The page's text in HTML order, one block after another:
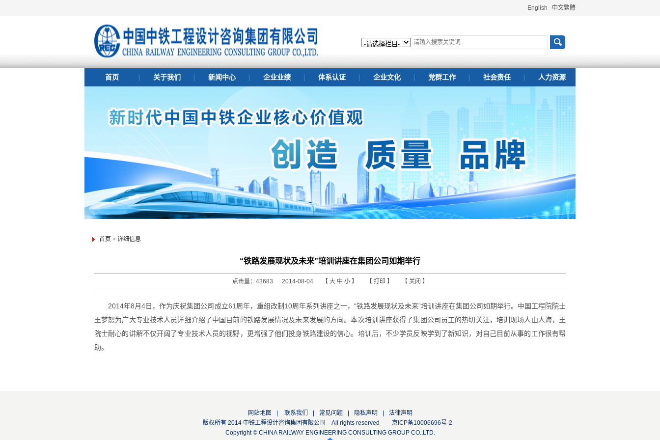
English 中文繁體
首页 关于我们 新闻中心 企业业绩 体系认证 企业文化 党群工作 社会责任 人力资源
首页 > 详细信息
“铁路发展现状及未来”培训讲座在集团公司如期举行
点击量：43683 2014-08-04 【 大 中 小 】 【 打印 】 【 关闭 】
2014年8月4日，作为庆祝集团公司成立61周年，重组改制10周年系列讲座之一，“铁路发展现状及未来”培训讲座在集团公司如期举行。中国工程院院士
王梦恕为广大专业技术人员详细介绍了中国目前的铁路发展情况及未来发展的方向。本次培训讲座获得了集团公司员工的热切关注，培训现场人山人海，王
院士耐心的讲解不仅开阔了专业技术人员的视野，更增强了他们投身铁路建设的信心。培训后，不少学员反映学到了新知识，对自己目前从事的工作很有帮
助。
网站地图 联系我们 常见问题 隐私声明
法律声明
版权所有 2014 中铁工程设计咨询集团有限公司 All rights reserved
京ICP备10006696号-2
Copyright © CHINA RAILWAY ENGINEERING CONSULTING GROUP CO.,LTD.